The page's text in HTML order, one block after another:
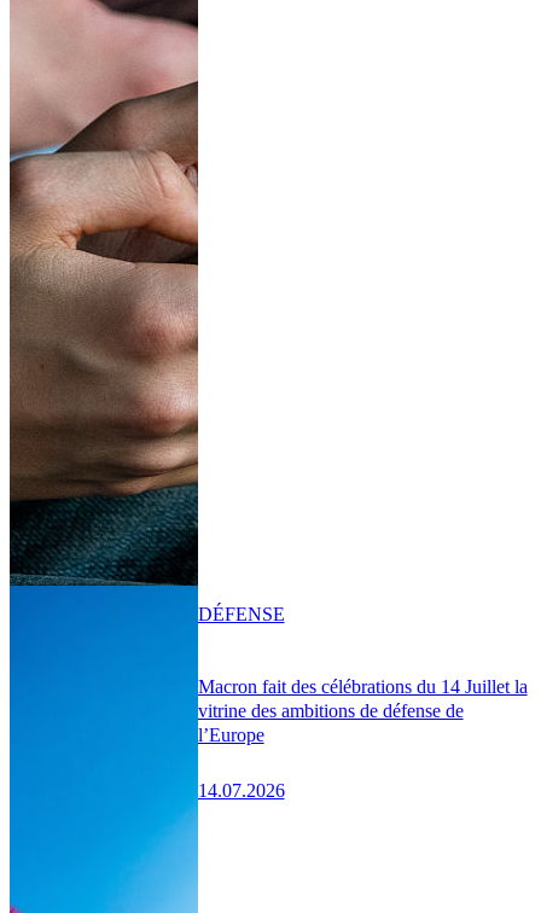
Macron fait des célébrations du 14 Juillet la
vitrine des ambitions de défense de
l’Europe
14.07.2026
DÉFENSE